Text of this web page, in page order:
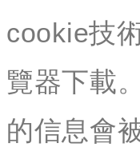
cookie技
覽器下載
的信息會